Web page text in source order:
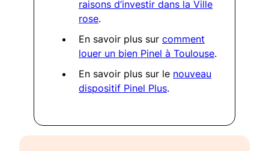
raisons d’investir dans la Ville
rose.
En savoir plus sur comment
louer un bien Pinel à Toulouse.
En savoir plus sur le nouveau
dispositif Pinel Plus.